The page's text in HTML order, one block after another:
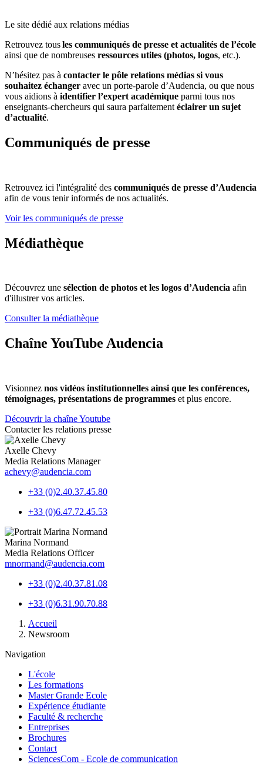
Le site dédié aux relations médias
Retrouvez tousles communiqués de presse et actualités de l’école
ainsi que de nombreuses ressources utiles (photos, logos, etc.).
N’hésitez pas à contacter le pôle relations médias si vous
souhaitez échanger avec un porte-parole d’Audencia, ou que nous
vous aidions à identifier l’expert académique parmi tous nos
enseignants-chercheurs qui saura parfaitement éclairer un sujet
d’actualité.
Communiqués de presse
Retrouvez ici l'intégralité des communiqués de presse d’Audencia
afin de vous tenir informés de nos actualités.
Voir les communiqués de presse
Médiathèque
Découvrez une sélection de photos et les logos d’Audencia afin
d'illustrer vos articles.
Consulter la médiathèque
Chaîne YouTube Audencia
Visionnez nos vidéos institutionnelles ainsi que les conférences,
témoignages, présentations de programmes et plus encore.
Découvrir la chaîne Youtube
Contacter les relations presse
Axelle Chevy
Media Relations Manager
achevy@audencia.com
+33 (0)2.40.37.45.80
+33 (0)6.47.72.45.53
Marina Normand
Media Relations Officer
mnormand@audencia.com
+33 (0)2.40.37.81.08
+33 (0)6.31.90.70.88
d'Ariane
Accueil
Newsroom
Navigation
L'école
Les formations
Master Grande Ecole
Expérience étudiante
Faculté & recherche
Entreprises
Brochures
Contact
SciencesCom - Ecole de communication